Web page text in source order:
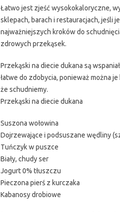
Łatwo jest zjeść wysokokaloryczne,
sklepach, barach i restauracjach, jeśli
najważniejszych kroków do
zdrowych przekąsek.
Przekąski na diecie dukana są
łatwe do zdobycia, ponieważ można
że schudniemy.
Przekąski na diecie dukana
Suszona wołowina
Dojrzewające i podsuszane wędliny
Tuńczyk w puszce
Biały, chudy ser
Jogurt 0% tłuszczu
Pieczona pierś z kurczaka
Kabanosy drobiowe